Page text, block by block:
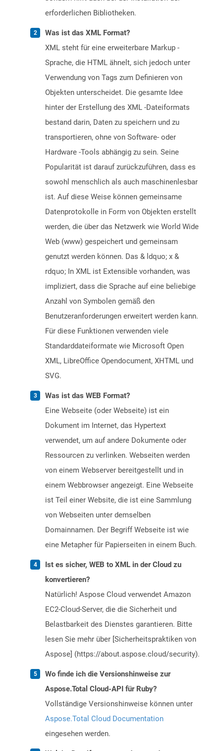
erforderlichen Bibliotheken.
Was ist das XML Format?
XML steht für eine erweiterbare Markup -
Sprache, die HTML ähnelt, sich jedoch unter
Verwendung von Tags zum Definieren von
Objekten unterscheidet. Die gesamte Idee
hinter der Erstellung des XML -Dateiformats
bestand darin, Daten zu speichern und zu
transportieren, ohne von Software- oder
Hardware -Tools abhängig zu sein. Seine
Popularität ist darauf zurückzuführen, dass es
sowohl menschlich als auch maschinenlesbar
ist. Auf diese Weise können gemeinsame
Datenprotokolle in Form von Objekten erstellt
werden, die über das Netzwerk wie World Wide
Web (www) gespeichert und gemeinsam
genutzt werden können. Das & ldquo; x &
rdquo; In XML ist Extensible vorhanden, was
impliziert, dass die Sprache auf eine beliebige
Anzahl von Symbolen gemäß den
Benutzeranforderungen erweitert werden kann.
Für diese Funktionen verwenden viele
Standarddateiformate wie Microsoft Open
XML, LibreOffice Opendocument, XHTML und
SVG.
Was ist das WEB Format?
Eine Webseite (oder Webseite) ist ein
Dokument im Internet, das Hypertext
verwendet, um auf andere Dokumente oder
Ressourcen zu verlinken. Webseiten werden
von einem Webserver bereitgestellt und in
einem Webbrowser angezeigt. Eine Webseite
ist Teil einer Website, die ist eine Sammlung
von Webseiten unter demselben
Domainnamen. Der Begriff Webseite ist wie
eine Metapher für Papierseiten in einem Buch.
Ist es sicher, WEB to XML in der Cloud zu
konvertieren?
Natürlich! Aspose Cloud verwendet Amazon
EC2-Cloud-Server, die die Sicherheit und
Belastbarkeit des Dienstes garantieren. Bitte
lesen Sie mehr über [Sicherheitspraktiken von
Aspose] (https://about.aspose.cloud/security).
Wo finde ich die Versionshinweise zur
Aspose.Total Cloud-API für Ruby?
Vollständige Versionshinweise können unter
Aspose.Total Cloud Documentation
eingesehen werden.